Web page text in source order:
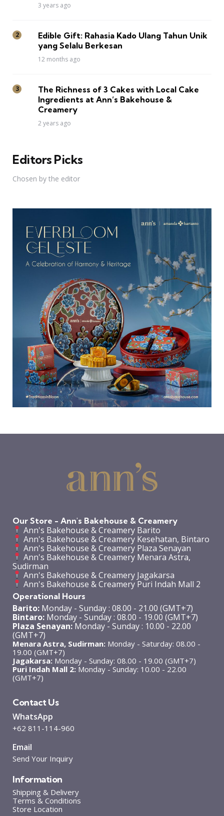
3 years ago
Edible Gift: Rahasia Kado Ulang Tahun Unik
yang Selalu Berkesan
12 months ago
The Richness of 3 Cakes with Local Cake
Ingredients at Ann’s Bakehouse &
Creamery
2 years ago
Editors Picks
Chosen by the editor
Our Store - Ann's Bakehouse & Creamery
Ann's Bakehouse & Creamery Barito
Ann's Bakehouse & Creamery Kesehatan, Bintaro
Ann's Bakehouse & Creamery Plaza Senayan
Ann's Bakehouse & Creamery Menara Astra,
Sudirman
Ann's Bakehouse & Creamery Jagakarsa
Ann's Bakehouse & Creamery Puri Indah Mall 2
Operational Hours
Barito: Monday - Sunday : 08.00 - 21.00 (GMT+7)
Bintaro: Monday - Sunday : 08.00 - 19.00 (GMT+7)
Plaza Senayan: Monday - Sunday : 10.00 - 22.00
(GMT+7)
Menara Astra, Sudirman: Monday - Saturday: 08.00 -
19.00 (GMT+7)
Jagakarsa: Monday - Sunday: 08.00 - 19.00 (GMT+7)
Puri Indah Mall 2: Monday - Sunday: 10.00 - 22.00
(GMT+7)
Contact Us
WhatsApp
+62 811-114-960
Email
Send Your Inquiry
Information
Shipping & Delivery
Terms & Conditions
Store Location